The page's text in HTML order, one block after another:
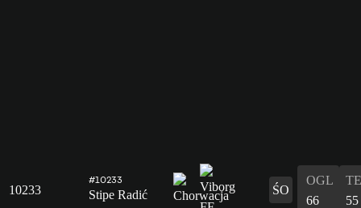
10233
#10233
Stipe Radić ŚO
OGL
66
55